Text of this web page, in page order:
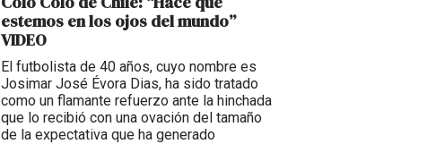
estemos en los ojos del mundo”
VIDEO
El futbolista de 40 años, cuyo nombre es
Josimar José Évora Dias, ha sido tratado
como un flamante refuerzo ante la hinchada
que lo recibió con una ovación del tamaño
de la expectativa que ha generado